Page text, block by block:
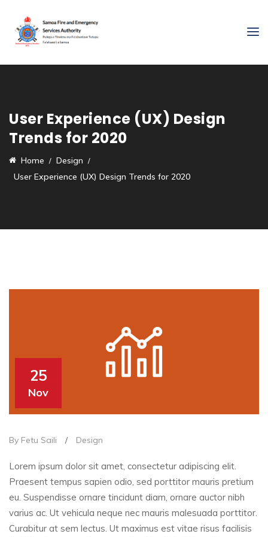
User Experience (UX) Design
Trends for 2020
Home
Design
User Experience (UX) Design Trends for 2020
25
Nov
By Fetu Saili / Design
Lorem ipsum dolor sit amet, consectetur adipiscing elit.
Praesent tempus sapien odio, sed porttitor mauris pretium
eu. Suspendisse ornare tincidunt diam, ornare auctor nibh
varius ac. Ut vehicula neque nec mauris malesuada porttitor.
Curabitur at sem lectus. Ut maximus est vitae risus facilisis